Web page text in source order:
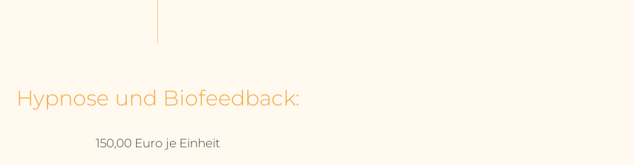
Hypnose und Biofeedback:
150,00 Euro je Einheit